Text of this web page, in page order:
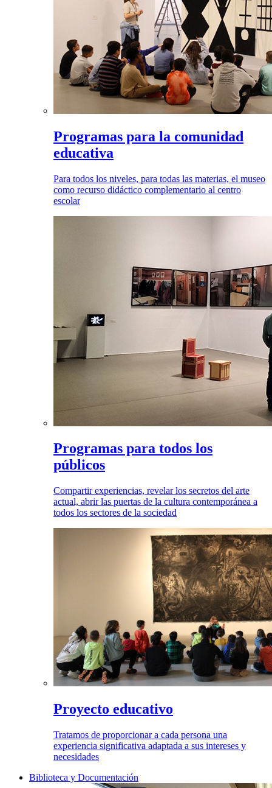
Programas para la comunidad
educativa
Para todos los niveles, para todas las materias, el museo
como recurso didáctico complementario al centro
escolar
Programas para todos los
públicos
Compartir experiencias, revelar los secretos del arte
actual, abrir las puertas de la cultura contemporánea a
todos los sectores de la sociedad
Proyecto educativo
Tratamos de proporcionar a cada persona una
experiencia significativa adaptada a sus intereses y
necesidades
Biblioteca y Documentación